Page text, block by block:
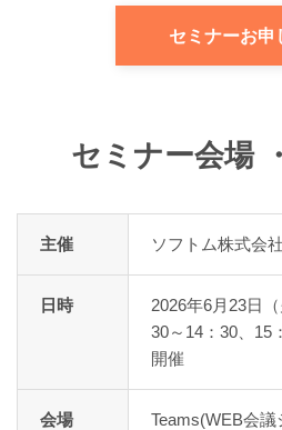
セミナーお申
セミナー会場
主催 ソフトム株式会社
日時
2026年6月23日
30～14：30、15
開催
会場 Teams(WEB会議